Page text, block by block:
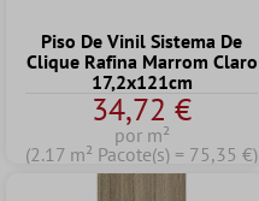
Piso De Vinil Sistema De
Clique Rafina Marrom Claro
17,2x121cm
34,72 €
por m²
(2.17 m² Pacote(s) = 75,35 €)